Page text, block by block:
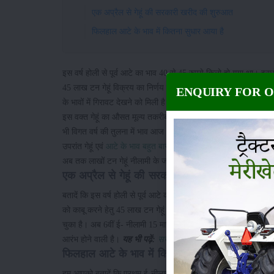
एक अप्रैल से गेहूं की सरकारी खरीद की शुरुआत
फिलहाल आटे के भाव में कितना सुधार आया है
इस वर्ष होली से पूर्व आटे का भाव 40 से 45 रुपये किलो हो गया था।
45 लाख टन गेहूं विक्रय का निर्णय लिया गया है। आम जनता के लिए
के भावों में गिरावट देखने को मिली है। मीडिया खबरों के अनुसार,
इस वक्त गेहूं का औसत मूल्य तकरीबन 30 रुपये प्रति किलो है। साथ
भी विगत वर्ष की तुलना में भाव आज भी अधिक हैं। कीमतों में गिरावट
उपरांत गेहूं एवं
आटे के भाव बहुत बार बढ़े
हैं। इससे गेहूं के साथ- साथ
अब तक लाखों टन गेहूं नीलामी के जरिए से विक्रय कर चुका है। इसी
एक अप्रैल से गेहूं की सरकारी खरीद की शुरुआत
बतादें कि इस वर्ष होली से पूर्व आटे का भाव 40 से 45 रुपये किलो हो
को काबू करने हेतु 45 लाख टन गेहूं विक्रय करने का फैसला लिया
चुका है। अब 6वीं ई- नीलामी 15 मार्च को होगी। इसके उपरांत गेहूं
आरंभ होने वाली है।
यह भी पढ़ें: सरकार आटा सस्ता करने की पहल
फिलहाल आटे के भाव में कितना सुधार आया है
ENQUIRY FOR